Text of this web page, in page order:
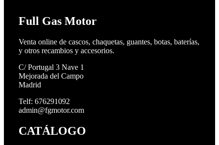
Full Gas Motor
Venta online de cascos, chaquetas, guantes, botas, baterías,
y otros recambios y accesorios.
C/ Portugal 3 Nave 1
Mejorada del Campo
Madrid
Telf: 676291092
admin@fgmotor.com
CATÁLOGO